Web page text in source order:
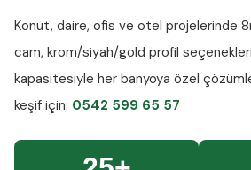
Konut, daire, ofis ve otel projelerinde
cam, krom/siyah/gold profil
kapasitesiyle her banyoya özel
keşif için: 0542 599 65 57